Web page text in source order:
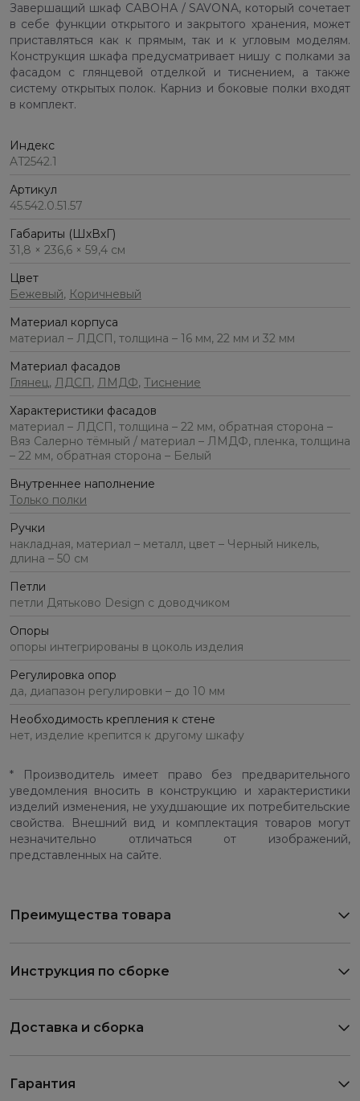
Завершащий шкаф САВОНА / SAVONA, который сочетает
в себе функции открытого и закрытого хранения, может
приставляться как к прямым, так и к угловым моделям.
Конструкция шкафа предусматривает нишу с полками за
фасадом с глянцевой отделкой и тиснением, а также
систему открытых полок. Карниз и боковые полки входят
в комплект.
Индекс
AT2542.1
Артикул
45.542.0.51.57
Габариты (ШхВхГ)
31,8 × 236,6 × 59,4 см
Цвет
Бежевый, Коричневый
Материал корпуса
материал – ЛДСП, толщина – 16 мм, 22 мм и 32 мм
Материал фасадов
Глянец, ЛДСП , ЛМДФ, Тиснение
Характеристики фасадов
материал – ЛДСП, толщина – 22 мм, обратная сторона –
Вяз Салерно тёмный / материал – ЛМДФ, пленка, толщина
– 22 мм, обратная сторона – Белый
Внутреннее наполнение
Только полки
Ручки
накладная, материал – металл, цвет – Черный никель,
длина – 50 см
Петли
петли Дятьково Design с доводчиком
Опоры
опоры интегрированы в цоколь изделия
Регулировка опор
да, диапазон регулировки – до 10 мм
Необходимость крепления к стене
нет, изделие крепится к другому шкафу
* Производитель имеет право без предварительного
уведомления вносить в конструкцию и характеристики
изделий изменения, не ухудшающие их потребительские
свойства. Внешний вид и комплектация товаров могут
незначительно отличаться от изображений,
представленных на сайте.
Преимущества товара
Инструкция по сборке
Доставка и сборка
Гарантия